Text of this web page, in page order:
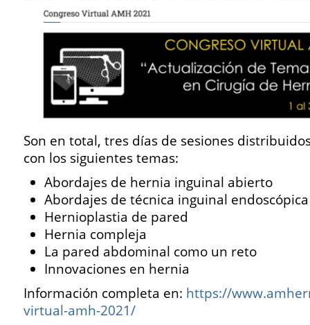
Son en total, tres días de sesiones
con los siguientes temas:
Abordajes de hernia inguinal abierto
Abordajes de técnica inguinal endoscópica
Hernioplastia de pared
Hernia compleja
La pared abdominal como un reto
Innovaciones en hernia
Información completa en: https://
virtual-amh-2021/